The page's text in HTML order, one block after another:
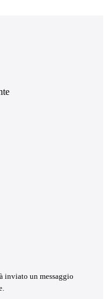
inviato un messaggio